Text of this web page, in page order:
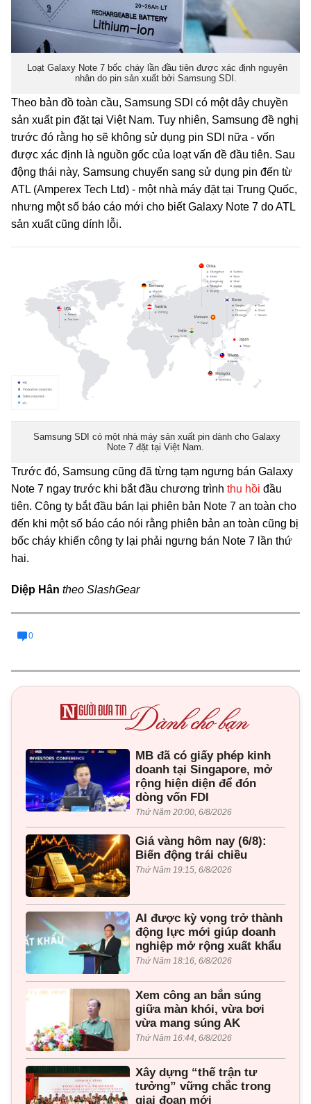
Loạt Galaxy Note 7 bốc cháy lần đầu tiên được xác định nguyên
nhân do pin sản xuất bởi Samsung SDI.
Theo bản đồ toàn cầu, Samsung SDI có một dây chuyền
sản xuất pin đặt tại Việt Nam. Tuy nhiên, Samsung đề nghị
trước đó rằng họ sẽ không sử dụng pin SDI nữa - vốn
được xác định là nguồn gốc của loạt vấn đề đầu tiên. Sau
động thái này, Samsung chuyển sang sử dụng pin đến từ
ATL (Amperex Tech Ltd) - một nhà máy đặt tại Trung Quốc,
nhưng một số báo cáo mới cho biết Galaxy Note 7 do ATL
sản xuất cũng dính lỗi.
Samsung SDI có một nhà máy sản xuất pin dành cho Galaxy
Note 7 đặt tại Việt Nam.
Trước đó, Samsung cũng đã từng tạm ngưng bán Galaxy
Note 7 ngay trước khi bắt đầu chương trình thu hồi đầu
tiên. Công ty bắt đầu bán lại phiên bản Note 7 an toàn cho
đến khi một số báo cáo nói rằng phiên bản an toàn cũng bị
bốc cháy khiến công ty lại phải ngưng bán Note 7 lần thứ
hai.
Diệp Hân theo SlashGear
0
MB đã có giấy phép kinh
doanh tại Singapore, mở
rộng hiện diện để đón
dòng vốn FDI
Thứ Năm 20:00, 6/8/2026
Giá vàng hôm nay (6/8):
Biến động trái chiều
Thứ Năm 19:15, 6/8/2026
AI được kỳ vọng trở thành
động lực mới giúp doanh
nghiệp mở rộng xuất khẩu
Thứ Năm 18:16, 6/8/2026
Xem công an bắn súng
giữa màn khói, vừa bơi
vừa mang súng AK
Thứ Năm 16:44, 6/8/2026
Xây dựng “thế trận tư
tưởng” vững chắc trong
giai đoạn mới